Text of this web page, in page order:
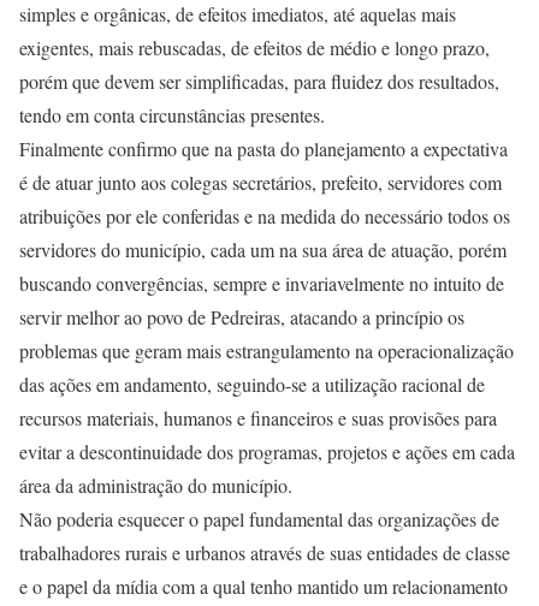
simples e orgânicas, de efeitos imediatos, até aquelas mais
exigentes, mais rebuscadas, de efeitos de médio e longo prazo,
porém que devem ser simplificadas, para fluidez dos resultados,
tendo em conta circunstâncias presentes.
Finalmente confirmo que na pasta do planejamento a expectativa
é de atuar junto aos colegas secretários, prefeito, servidores com
atribuições por ele conferidas e na medida do necessário todos os
servidores do município, cada um na sua área de atuação, porém
buscando convergências, sempre e invariavelmente no intuito de
servir melhor ao povo de Pedreiras, atacando a princípio os
problemas que geram mais estrangulamento na operacionalização
das ações em andamento, seguindo-se a utilização racional de
recursos materiais, humanos e financeiros e suas provisões para
evitar a descontinuidade dos programas, projetos e ações em cada
área da administração do município.
Não poderia esquecer o papel fundamental das organizações de
trabalhadores rurais e urbanos através de suas entidades de classe
e o papel da mídia com a qual tenho mantido um relacionamento